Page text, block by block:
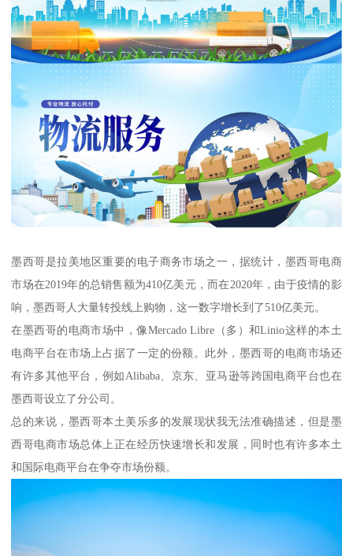
墨西哥是拉美地区重要的电子商务市场之一，据统计，墨西哥电商
市场在2019年的总销售额为410亿美元，而在2020年，由于疫情的影
响，墨西哥人大量转投线上购物，这一数字增长到了510亿美元。
在墨西哥的电商市场中，像Mercado Libre（多）和Linio这样的本土
电商平台在市场上占据了一定的份额。此外，墨西哥的电商市场还
有许多其他平台，例如Alibaba、京东、亚马逊等跨国电商平台也在
墨西哥设立了分公司。
总的来说，墨西哥本土美乐多的发展现状我无法准确描述，但是墨
西哥电商市场总体上正在经历快速增长和发展，同时也有许多本土
和国际电商平台在争夺市场份额。